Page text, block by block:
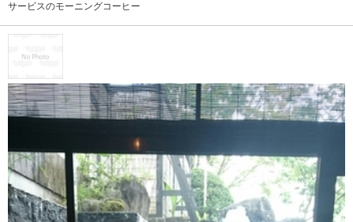
サービスのモーニングコーヒー